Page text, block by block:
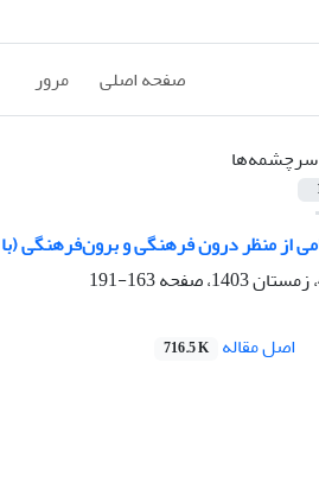
صفحه اصلی مرور
سرچشمه‌ها
از منظر درون فرهنگی و برون‌فرهنگی
163-191
اصل مقاله 716.5 K